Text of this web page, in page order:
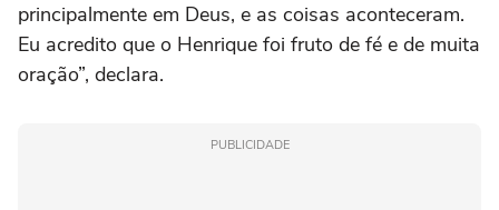
principalmente em Deus, e as coisas aconteceram.
Eu acredito que o Henrique foi fruto de fé e de muita
oração”, declara.
PUBLICIDADE